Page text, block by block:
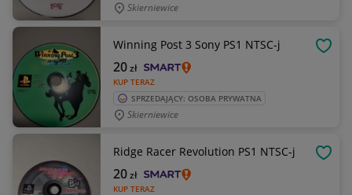
Skierniewice
Winning Post 3 Sony PS1 NTSC-j
KUP TERAZ
20zł
SPRZEDAJĄCY: OSOBA PRYWATNA
Skierniewice
Ridge Racer Revolution PS1 NTSC-j
KUP TERAZ
20zł